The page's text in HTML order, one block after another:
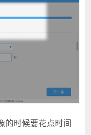
时候要花点时间